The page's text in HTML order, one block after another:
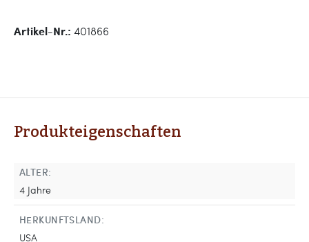
Artikel-Nr.: 401866
Produkteigenschaften
ALTER:
4 Jahre
HERKUNFTSLAND:
USA